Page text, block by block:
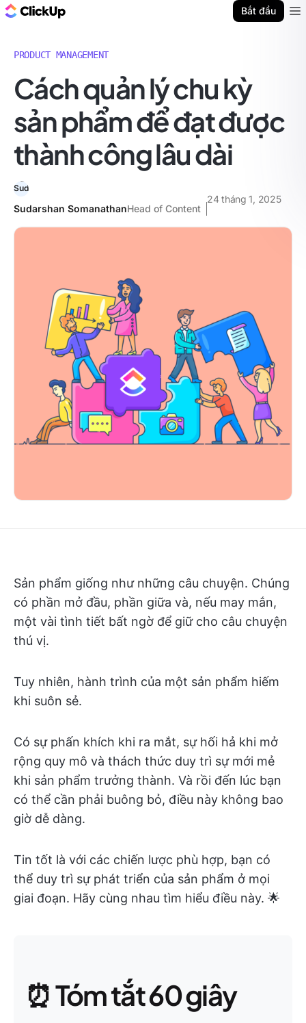
Bắt đầu
PRODUCT MANAGEMENT
Cách quản lý chu kỳ
sản phẩm để đạt được
thành công lâu dài
Sudarshan SomanathanHead of Content
24 tháng 1, 2025
Sản phẩm giống như những câu chuyện. Chúng
có phần mở đầu, phần giữa và, nếu may mắn,
một vài tình tiết bất ngờ để giữ cho câu chuyện
thú vị.
Tuy nhiên, hành trình của một sản phẩm hiếm
khi suôn sẻ.
Có sự phấn khích khi ra mắt, sự hối hả khi mở
rộng quy mô và thách thức duy trì sự mới mẻ
khi sản phẩm trưởng thành. Và rồi đến lúc bạn
có thể cần phải buông bỏ, điều này không bao
giờ dễ dàng.
Tin tốt là với các chiến lược phù hợp, bạn có
thể duy trì sự phát triển của sản phẩm ở mọi
giai đoạn. Hãy cùng nhau tìm hiểu điều này. 🌟
⏰ Tóm tắt 60 giây